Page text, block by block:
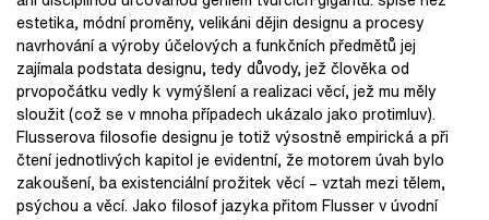
estetika, módní proměny, velikáni dějin designu a procesy
navrhování a výroby účelových a funkčních předmětů jej
zajímala podstata designu, tedy důvody, jež člověka od
prvopočátku vedly k vymýšlení a realizaci věcí, jež mu měly
sloužit (což se v mnoha případech ukázalo jako protimluv).
Flusserova filosofie designu je totiž výsostně empirická a při
čtení jednotlivých kapitol je evidentní, že motorem úvah bylo
zakoušení, ba existenciální prožitek věcí – vztah mezi tělem,
psýchou a věcí. Jako filosof jazyka přitom Flusser v úvodní